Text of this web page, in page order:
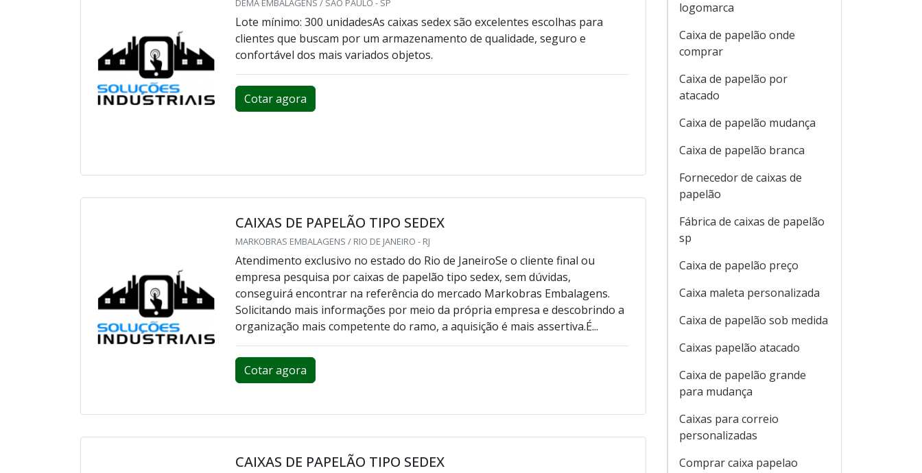
DEMA EMBALAGENS / SÃO PAULO - SP
Lote mínimo: 300 unidadesAs caixas sedex são excelentes escolhas para
clientes que buscam por um armazenamento de qualidade, seguro e
confortável dos mais variados objetos.
Cotar agora
CAIXAS DE PAPELÃO TIPO SEDEX
MARKOBRAS EMBALAGENS / RIO DE JANEIRO - RJ
Atendimento exclusivo no estado do Rio de JaneiroSe o cliente final ou
empresa pesquisa por caixas de papelão tipo sedex, sem dúvidas,
conseguirá encontrar na referência do mercado Markobras Embalagens.
Solicitando mais informações por meio da própria empresa e descobrindo a
organização mais competente do ramo, a aquisição é mais assertiva.É...
Cotar agora
CAIXAS DE PAPELÃO TIPO SEDEX
logomarca
Caixa de papelão onde
comprar
Caixa de papelão por
atacado
Caixa de papelão mudança
Caixa de papelão branca
Fornecedor de caixas de
papelão
Fábrica de caixas de papelão
sp
Caixa de papelão preço
Caixa maleta personalizada
Caixa de papelão sob medida
Caixas papelão atacado
Caixa de papelão grande
para mudança
Caixas para correio
personalizadas
Comprar caixa papelao